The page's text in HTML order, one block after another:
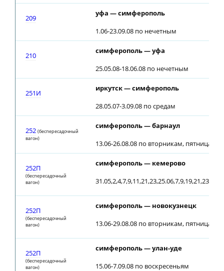
209
уфа — симферополь
1.06-23.09.08 по нечетным
210
симферополь — уфа
25.05.08-18.06.08 по нечетным
251И
иркутск — симферополь
28.05.07-3.09.08 по средам
252 (беспересадочный
вагон)
симферополь — барнаул
13.06-26.08.08 по вторникам, пятницам;
252П
(беспересадочный
вагон)
симферополь — кемерово
252П
(беспересадочный
вагон)
симферополь — новокузнецк
13.06-29.08.08 по вторникам, пятницам;
252П
(беспересадочный
вагон)
симферополь — улан-уде
15.06-7.09.08 по воскресеньям